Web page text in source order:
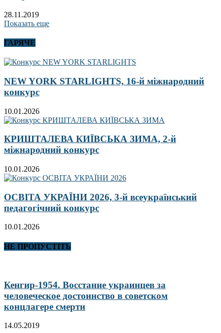
28.11.2019
Показать еще
ГАРЯЧЕ
NEW YORK STARLIGHTS, 16-й міжнародний
конкурс
10.01.2026
КРИШТАЛЕВА КИЇВСЬКА ЗИМА, 2-й
міжнародний конкурс
10.01.2026
ОСВІТА УКРАЇНИ 2026, 3-й всеукраїнський
педагогічний конкурс
10.01.2026
НЕ ПРОПУСТІТЬ
Кенгир-1954. Восстание украинцев за
человеческое достоинство в советском
концлагере смерти
14.05.2019